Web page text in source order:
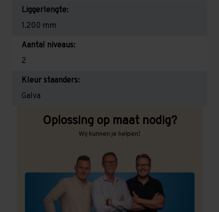
Liggerlengte:
1.200 mm
Aantal niveaus:
2
Kleur staanders:
Galva
Oplossing op maat nodig?
Wij kunnen je helpen!